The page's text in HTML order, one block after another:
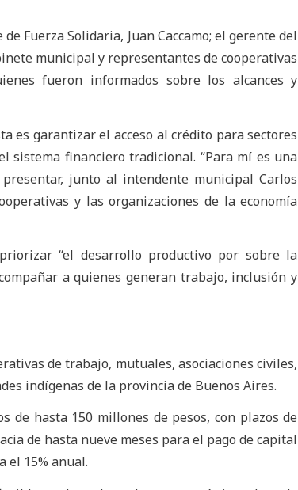
Fuerza Solidaria, Juan Caccamo; el gerente del
municipal y representantes de cooperativas
fueron informados sobre los alcances y
es garantizar el acceso al crédito para sectores
sistema financiero tradicional. “Para mí es una
junto al intendente municipal Carlos
y las organizaciones de la economía
“el desarrollo productivo por sobre la
a quienes generan trabajo, inclusión y
de trabajo, mutuales, asociaciones civiles,
indígenas de la provincia de Buenos Aires.
de hasta 150 millones de pesos, con plazos de
de hasta nueve meses para el pago de capital
el 15% anual.